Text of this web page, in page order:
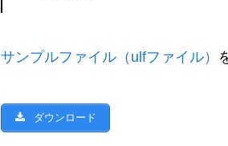
サンプルファイル（ulfファイル）
ダウンロード